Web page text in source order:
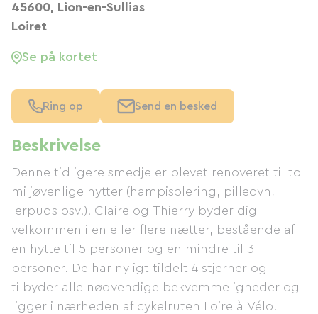
Beskrivelse
Denne tidligere smedje er blevet renoveret til to
miljøvenlige hytter (hampisolering, pilleovn,
lerpuds osv.). Claire og Thierry byder dig
velkommen i en eller flere nætter, bestående af
en hytte til 5 personer og en mindre til 3
personer. De har nyligt tildelt 4 stjerner og
tilbyder alle nødvendige bekvemmeligheder og
ligger i nærheden af ​​cykelruten Loire à Vélo.
45600, Lion-en-Sullias
Loiret
Se på kortet
Ring op Send en besked